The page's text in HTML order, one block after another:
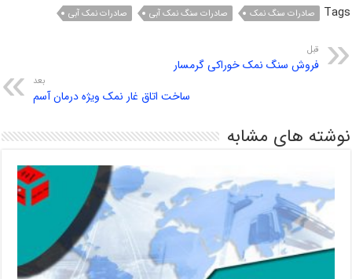
Tags صادرات سنگ نمک صادرات سنگ نمک آبی صادرات نمک آبی
قبل
فروش سنگ نمک خوراکی گرمسار
بعد
ساخت اتاق غار نمک ویژه درمان آسم
نوشته های مشابه